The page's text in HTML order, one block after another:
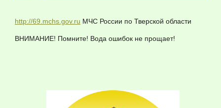
http://69.mchs.gov.ru МЧС России по Тверской области
ВНИМАНИЕ! Помните! Вода ошибок не прощает!